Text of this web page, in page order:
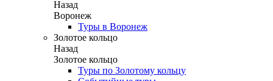
Назад
Воронеж
Туры в Воронеж
Золотое кольцо
Назад
Золотое кольцо
Туры по Золотому кольцу